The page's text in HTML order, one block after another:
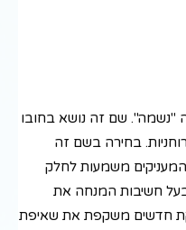
שם זה נושא בחובו
בחירה בשם זה
משמעות לחלק
ובעל חשיבות המנחה את
חדשים משקפת את שאיפת